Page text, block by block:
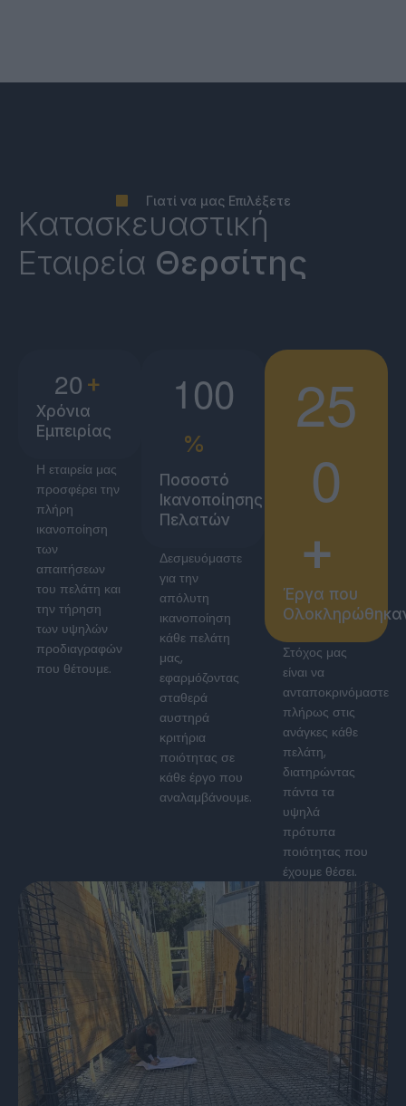
Γιατί να μας Επιλέξετε
Κατασκευαστική
Εταιρεία Θερσίτης
20 +
Χρόνια
Εμπειρίας
Η εταιρεία μας
προσφέρει την
πλήρη
ικανοποίηση
των
απαιτήσεων
του πελάτη και
την τήρηση
των υψηλών
προδιαγραφών
που θέτουμε.
100
%
Ποσοστό
Ικανοποίησης
Πελατών
Δεσμευόμαστε
για την
απόλυτη
ικανοποίηση
κάθε πελάτη
μας,
εφαρμόζοντας
σταθερά
αυστηρά
κριτήρια
ποιότητας σε
κάθε έργο που
αναλαμβάνουμε.
25
0
+
Έργα που
Στόχος μας
είναι να
ανταποκρινόμαστε
πλήρως στις
ανάγκες κάθε
πελάτη,
διατηρώντας
πάντα τα
υψηλά
πρότυπα
ποιότητας που
έχουμε θέσει.